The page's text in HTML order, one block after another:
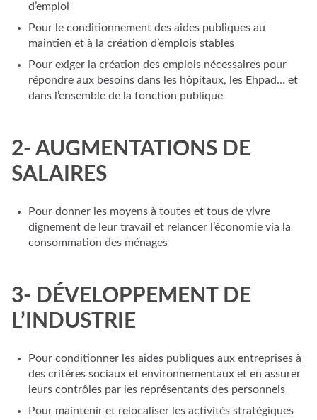
d’emploi
Pour le conditionnement des aides publiques au
maintien et à la création d’emplois stables
Pour exiger la création des emplois nécessaires pour
répondre aux besoins dans les hôpitaux, les Ehpad… et
dans l’ensemble de la fonction publique
2- AUGMENTATIONS DE
SALAIRES
Pour donner les moyens à toutes et tous de vivre
dignement de leur travail et relancer l’économie via la
consommation des ménages
3- DÉVELOPPEMENT DE
L’INDUSTRIE
Pour conditionner les aides publiques aux entreprises à
des critères sociaux et environnementaux et en assurer
leurs contrôles par les représentants des personnels
Pour maintenir et relocaliser les activités stratégiques